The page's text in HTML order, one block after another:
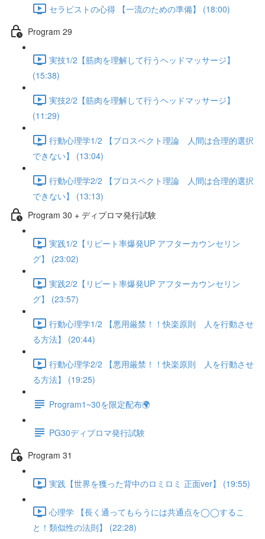
セラピストの心得 【一流のための準備】 (18:00)
Program 29
実技1/2【筋肉を理解して行うヘッドマッサージ】
(15:38)
実技2/2【筋肉を理解して行うヘッドマッサージ】
(11:29)
行動心理学1/2 【プロスペクト理論 人間は合理的選択
できない】 (13:04)
行動心理学2/2 【プロスペクト理論 人間は合理的選択
できない】 (13:13)
Program 30 + ディプロマ発行試験
実践1/2【リピート率爆発UP アフターカウンセリン
グ】 (23:02)
実践2/2【リピート率爆発UP アフターカウンセリン
グ】 (23:57)
行動心理学1/2 【悪用厳禁！！快楽原則 人を行動させ
る方法】 (20:44)
行動心理学2/2 【悪用厳禁！！快楽原則 人を行動させ
る方法】 (19:25)
Program1~30を限定配布🌍
PG30ディプロマ発行試験
Program 31
実践【世界を獲った背中のロミロミ 正面ver】 (19:55)
心理学 【長く通ってもらうには共通点を◯◯するこ
と！類似性の法則】 (22:28)